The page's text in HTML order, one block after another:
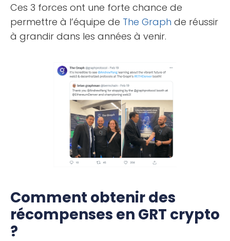
Ces 3 forces ont une forte chance de
permettre à l’équipe de The Graph de réussir
à grandir dans les années à venir.
Comment obtenir des
récompenses en GRT crypto
?